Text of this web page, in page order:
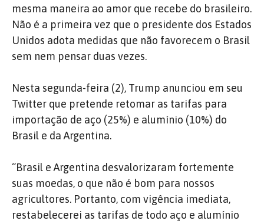
mesma maneira ao amor que recebe do brasileiro.
Não é a primeira vez que o presidente dos Estados
Unidos adota medidas que não favorecem o Brasil
sem nem pensar duas vezes.
Nesta segunda-feira (2), Trump anunciou em seu
Twitter que pretende retomar as tarifas para
importação de aço (25%) e alumínio (10%) do
Brasil e da Argentina.
“Brasil e Argentina desvalorizaram fortemente
suas moedas, o que não é bom para nossos
agricultores. Portanto, com vigência imediata,
restabelecerei as tarifas de todo aço e alumínio